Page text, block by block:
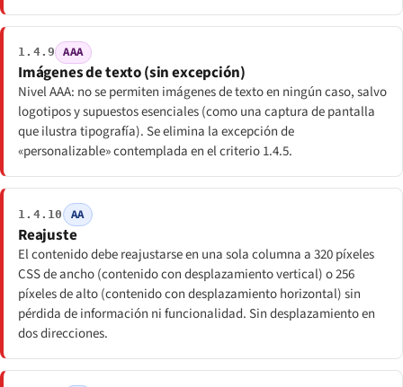
1.4.9 AAA
Imágenes de texto (sin excepción)
Nivel AAA: no se permiten imágenes de texto en ningún caso, salvo
logotipos y supuestos esenciales (como una captura de pantalla
que ilustra tipografía). Se elimina la excepción de
«personalizable» contemplada en el criterio 1.4.5.
1.4.10 AA
Reajuste
El contenido debe reajustarse en una sola columna a 320 píxeles
CSS de ancho (contenido con desplazamiento vertical) o 256
píxeles de alto (contenido con desplazamiento horizontal) sin
pérdida de información ni funcionalidad. Sin desplazamiento en
dos direcciones.